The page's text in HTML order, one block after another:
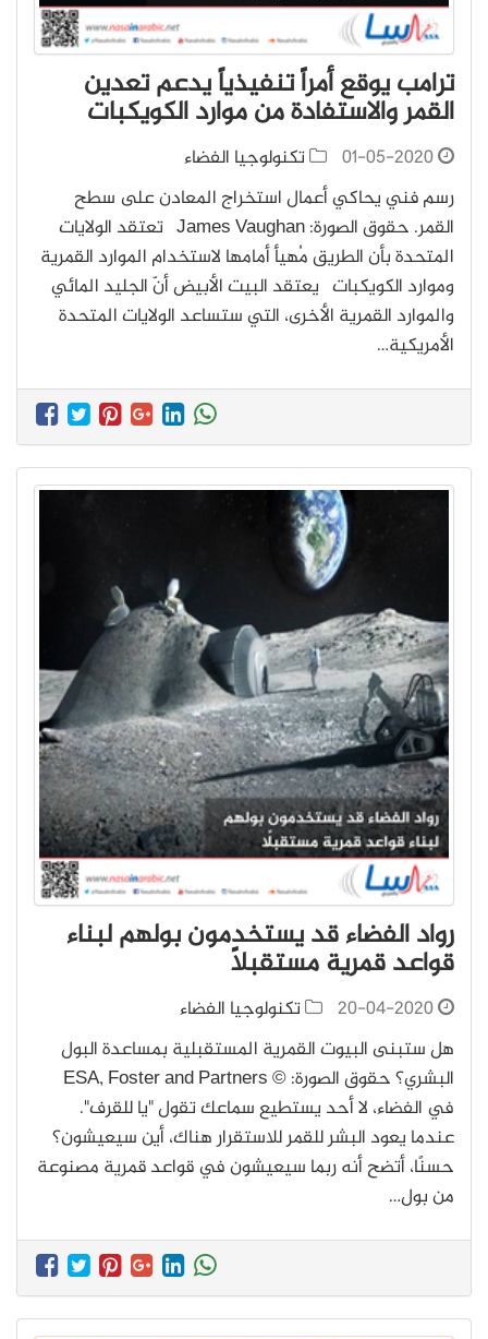
ترامب يوقع أمراً تنفيذياً يدعم تعدين
القمر والاستفادة من موارد الكويكبات
01-05-2020
تكنولوجيا الفضاء
رسم فني يحاكي أعمال استخراج المعادن على سطح
القمر. حقوق الصورة: James Vaughan تعتقد الولايات
المتحدة بأن الطريق مُهيأ أمامها لاستخدام الموارد القمرية
وموارد الكويكبات يعتقد البيت الأبيض أنّ الجليد المائي
والموارد القمرية الأخرى، التي ستساعد الولايات المتحدة
الأمريكية…
رواد الفضاء قد يستخدمون بولهم لبناء
قواعد قمرية مستقبلًا
20-04-2020
تكنولوجيا الفضاء
هل ستبنى البيوت القمرية المستقبلية بمساعدة البول
في الفضاء، لا أحد يستطيع سماعك تقول "يا للقرف".
عندما يعود البشر للقمر للاستقرار هناك، أين سيعيشون؟
حسنًا، أتضح أنه ربما سيعيشون في قواعد قمرية مصنوعة
من بول…